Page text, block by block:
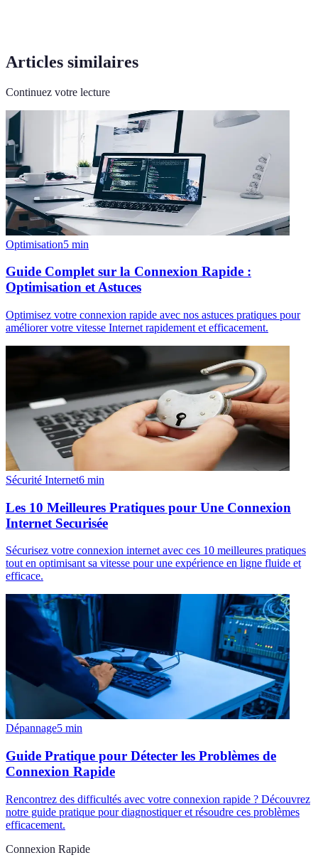
Articles similaires
Continuez votre lecture
Optimisation5 min
Guide Complet sur la Connexion Rapide :
Optimisation et Astuces
Optimisez votre connexion rapide avec nos astuces pratiques pour
améliorer votre vitesse Internet rapidement et efficacement.
Sécurité Internet6 min
Les 10 Meilleures Pratiques pour Une Connexion
Internet Securisée
Sécurisez votre connexion internet avec ces 10 meilleures pratiques
tout en optimisant sa vitesse pour une expérience en ligne fluide et
efficace.
Dépannage5 min
Guide Pratique pour Détecter les Problèmes de
Connexion Rapide
Rencontrez des difficultés avec votre connexion rapide ? Découvrez
notre guide pratique pour diagnostiquer et résoudre ces problèmes
efficacement.
Connexion Rapide